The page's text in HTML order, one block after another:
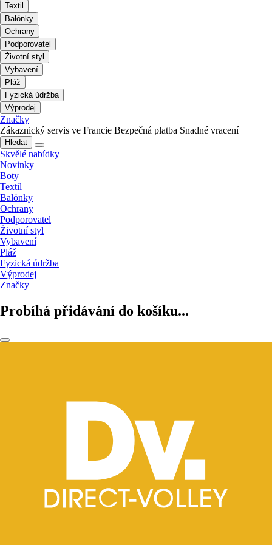
Textil
Balónky
Ochrany
Podporovatel
Životní styl
Vybavení
Pláž
Fyzická údržba
Výprodej
Značky
Zákaznický servis ve Francie Bezpečná platba Snadné vracení
Hledat
Skvělé nabídky
Novinky
Boty
Textil
Balónky
Ochrany
Podporovatel
Životní styl
Vybavení
Pláž
Fyzická údržba
Výprodej
Značky
Probíhá přidávání do košíku...